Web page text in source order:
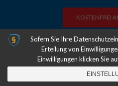
COPYRIGHT © 2011-2026.
VORBEHALTEN |ÜBER UNS|
WITH♥IN
Sofern Sie Ihre
Erteilung von
Einwilligungen klicken Sie